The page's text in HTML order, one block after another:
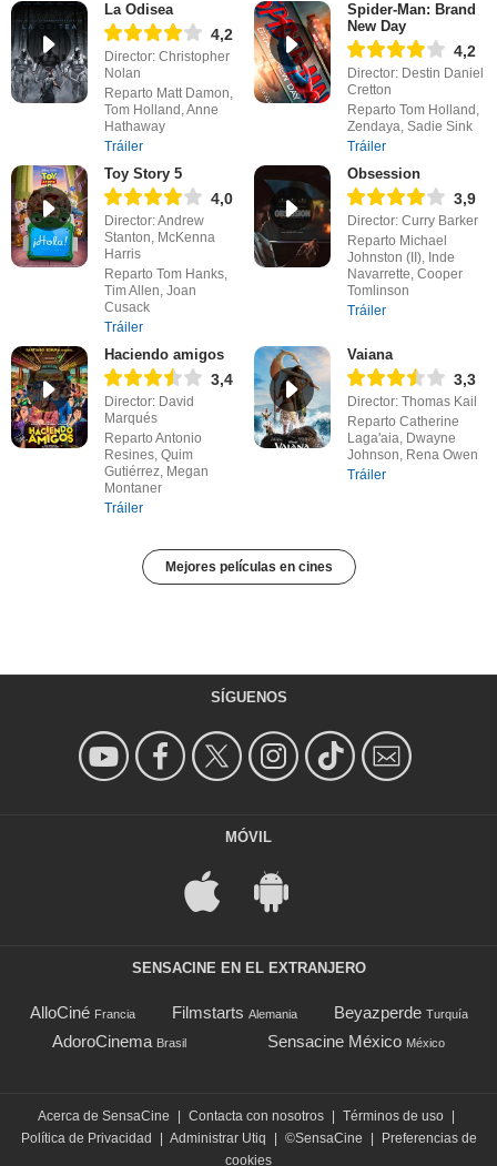
La Odisea
4,2
Director: Christopher
Nolan
Reparto Matt Damon,
Tom Holland, Anne
Hathaway
Tráiler
Spider-Man: Brand
New Day
4,2
Director: Destin Daniel
Cretton
Reparto Tom Holland,
Zendaya, Sadie Sink
Tráiler
Toy Story 5
4,0
Director: Andrew
Stanton, McKenna
Harris
Reparto Tom Hanks,
Tim Allen, Joan
Cusack
Tráiler
Obsession
3,9
Director: Curry Barker
Reparto Michael
Johnston (II), Inde
Navarrette, Cooper
Tomlinson
Tráiler
Haciendo amigos
3,4
Director: David
Marqués
Reparto Antonio
Resines, Quim
Gutiérrez, Megan
Montaner
Tráiler
Vaiana
3,3
Director: Thomas Kail
Reparto Catherine
Laga'aia, Dwayne
Johnson, Rena Owen
Tráiler
Mejores películas en cines
SÍGUENOS
MÓVIL
SENSACINE EN EL EXTRANJERO
AlloCiné Francia Filmstarts Alemania Beyazperde Turquía
AdoroCinema Brasil Sensacine México México
Acerca de SensaCine Contacta con nosotros Términos de uso
Política de Privacidad
Administrar Utiq ©SensaCine
Preferencias de
cookies